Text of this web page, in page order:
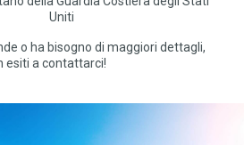
Uniti
o ha bisogno di maggiori dettagli,
esiti a contattarci!